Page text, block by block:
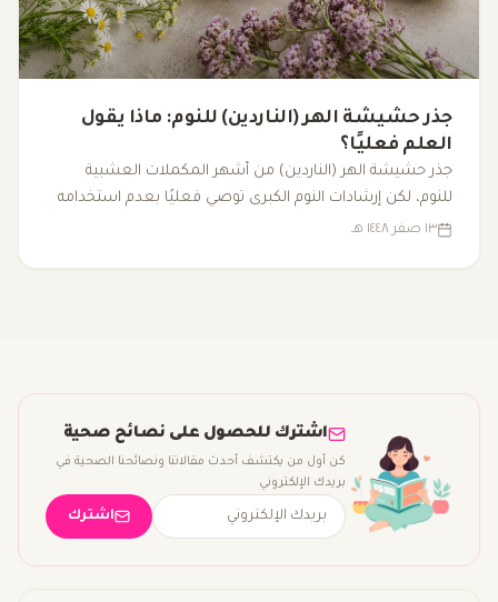
جذر حشيشة الهر (الناردين) للنوم: ماذا يقول
العلم فعليًا؟
جذر حشيشة الهر (الناردين) من أشهر المكملات العشبية
للنوم، لكن إرشادات النوم الكبرى توصي فعليًا بعدم استخدامه
لعلاج الأرق المزمن. إليك ما تدعمه الأدلة العلمية فعليًا.
١٣ صفر ١٤٤٨ هـ
اشترك للحصول على نصائح صحية
كن أول من يكتشف أحدث مقالاتنا ونصائحنا الصحية في
بريدك الإلكتروني
اشترك